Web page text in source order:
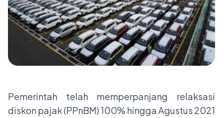
Pemerintah telah memperpanjang relaksasi
diskon pajak (PPnBM) 100% hingga Agustus 2021